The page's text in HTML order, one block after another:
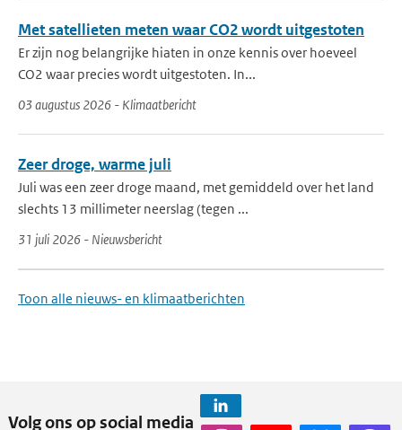
Met satellieten meten waar CO2 wordt uitgestoten
Er zijn nog belangrijke hiaten in onze kennis over hoeveel
CO2 waar precies wordt uitgestoten. In...
03 augustus 2026 - Klimaatbericht
Zeer droge, warme juli
Juli was een zeer droge maand, met gemiddeld over het land
slechts 13 millimeter neerslag (tegen ...
31 juli 2026 - Nieuwsbericht
Toon alle nieuws- en klimaatberichten
Volg ons op social media